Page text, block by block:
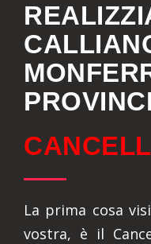
La prima cosa
vostra, è il